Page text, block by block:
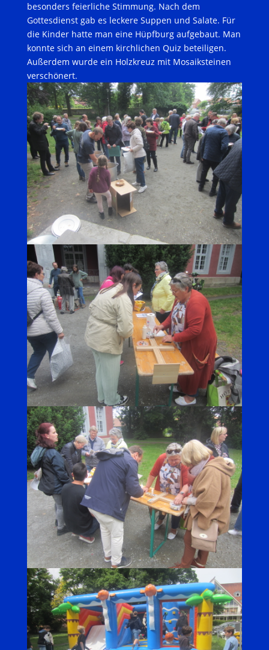
besonders feierliche Stimmung. Nach dem
Gottesdienst gab es leckere Suppen und Salate. Für
die Kinder hatte man eine Hüpfburg aufgebaut. Man
konnte sich an einem kirchlichen Quiz beteiligen.
Außerdem wurde ein Holzkreuz mit Mosaiksteinen
verschönert.